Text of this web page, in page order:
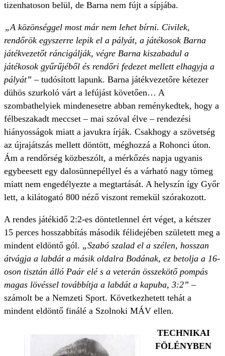
tizenhatoson belül, de Barna nem fújt a sípjába.
„A közönséggel most már nem lehet bírni. Civilek,
rendőrök egyszerre lepik el a pályát, a játékosok Barna
játékvezetőt ráncigálják, végre Barna kiszabadul a
játékosok gyűrűjéből és rendőri fedezet mellett elhagyja a
pályát” – tudósított lapunk. Barna játékvezetőre kétezer
dühös szurkoló várt a lefújást követően… A
szombathelyiek mindenesetre abban reménykedtek, hogy a
félbeszakadt meccset – mai szóval élve – rendezési
hiányosságok miatt a javukra írják. Csakhogy a szövetség
az újrajátszás mellett döntött, méghozzá a Rohonci úton.
Ám a rendőrség közbeszólt, a mérkőzés napja ugyanis
egybeesett egy dalosünnepéllyel és a várható nagy tömeg
miatt nem engedélyezte a megtartását. A helyszín így Győr
lett, a kilátogató 800 néző viszont remekül szórakozott.
A rendes játékidő 2:2-es döntetlennel ért véget, a kétszer
15 perces hosszabbítás második félidejében született meg a
mindent eldöntő gól. „Szabó szalad el a szélen, hosszan
átvágja a labdát a másik oldalra Bodának, ez betolja a 16-
oson tisztán álló Paár elé s a veterán összekötő pompás
magas lövéssel továbbít­ja a labdát a kapuba, 3:2”–
számolt be a Nemzeti Sport. Következhetett tehát a
mindent eldöntő finálé a Szolnoki MÁV ellen.
TECHNIKAI
FÖLÉNYBEN